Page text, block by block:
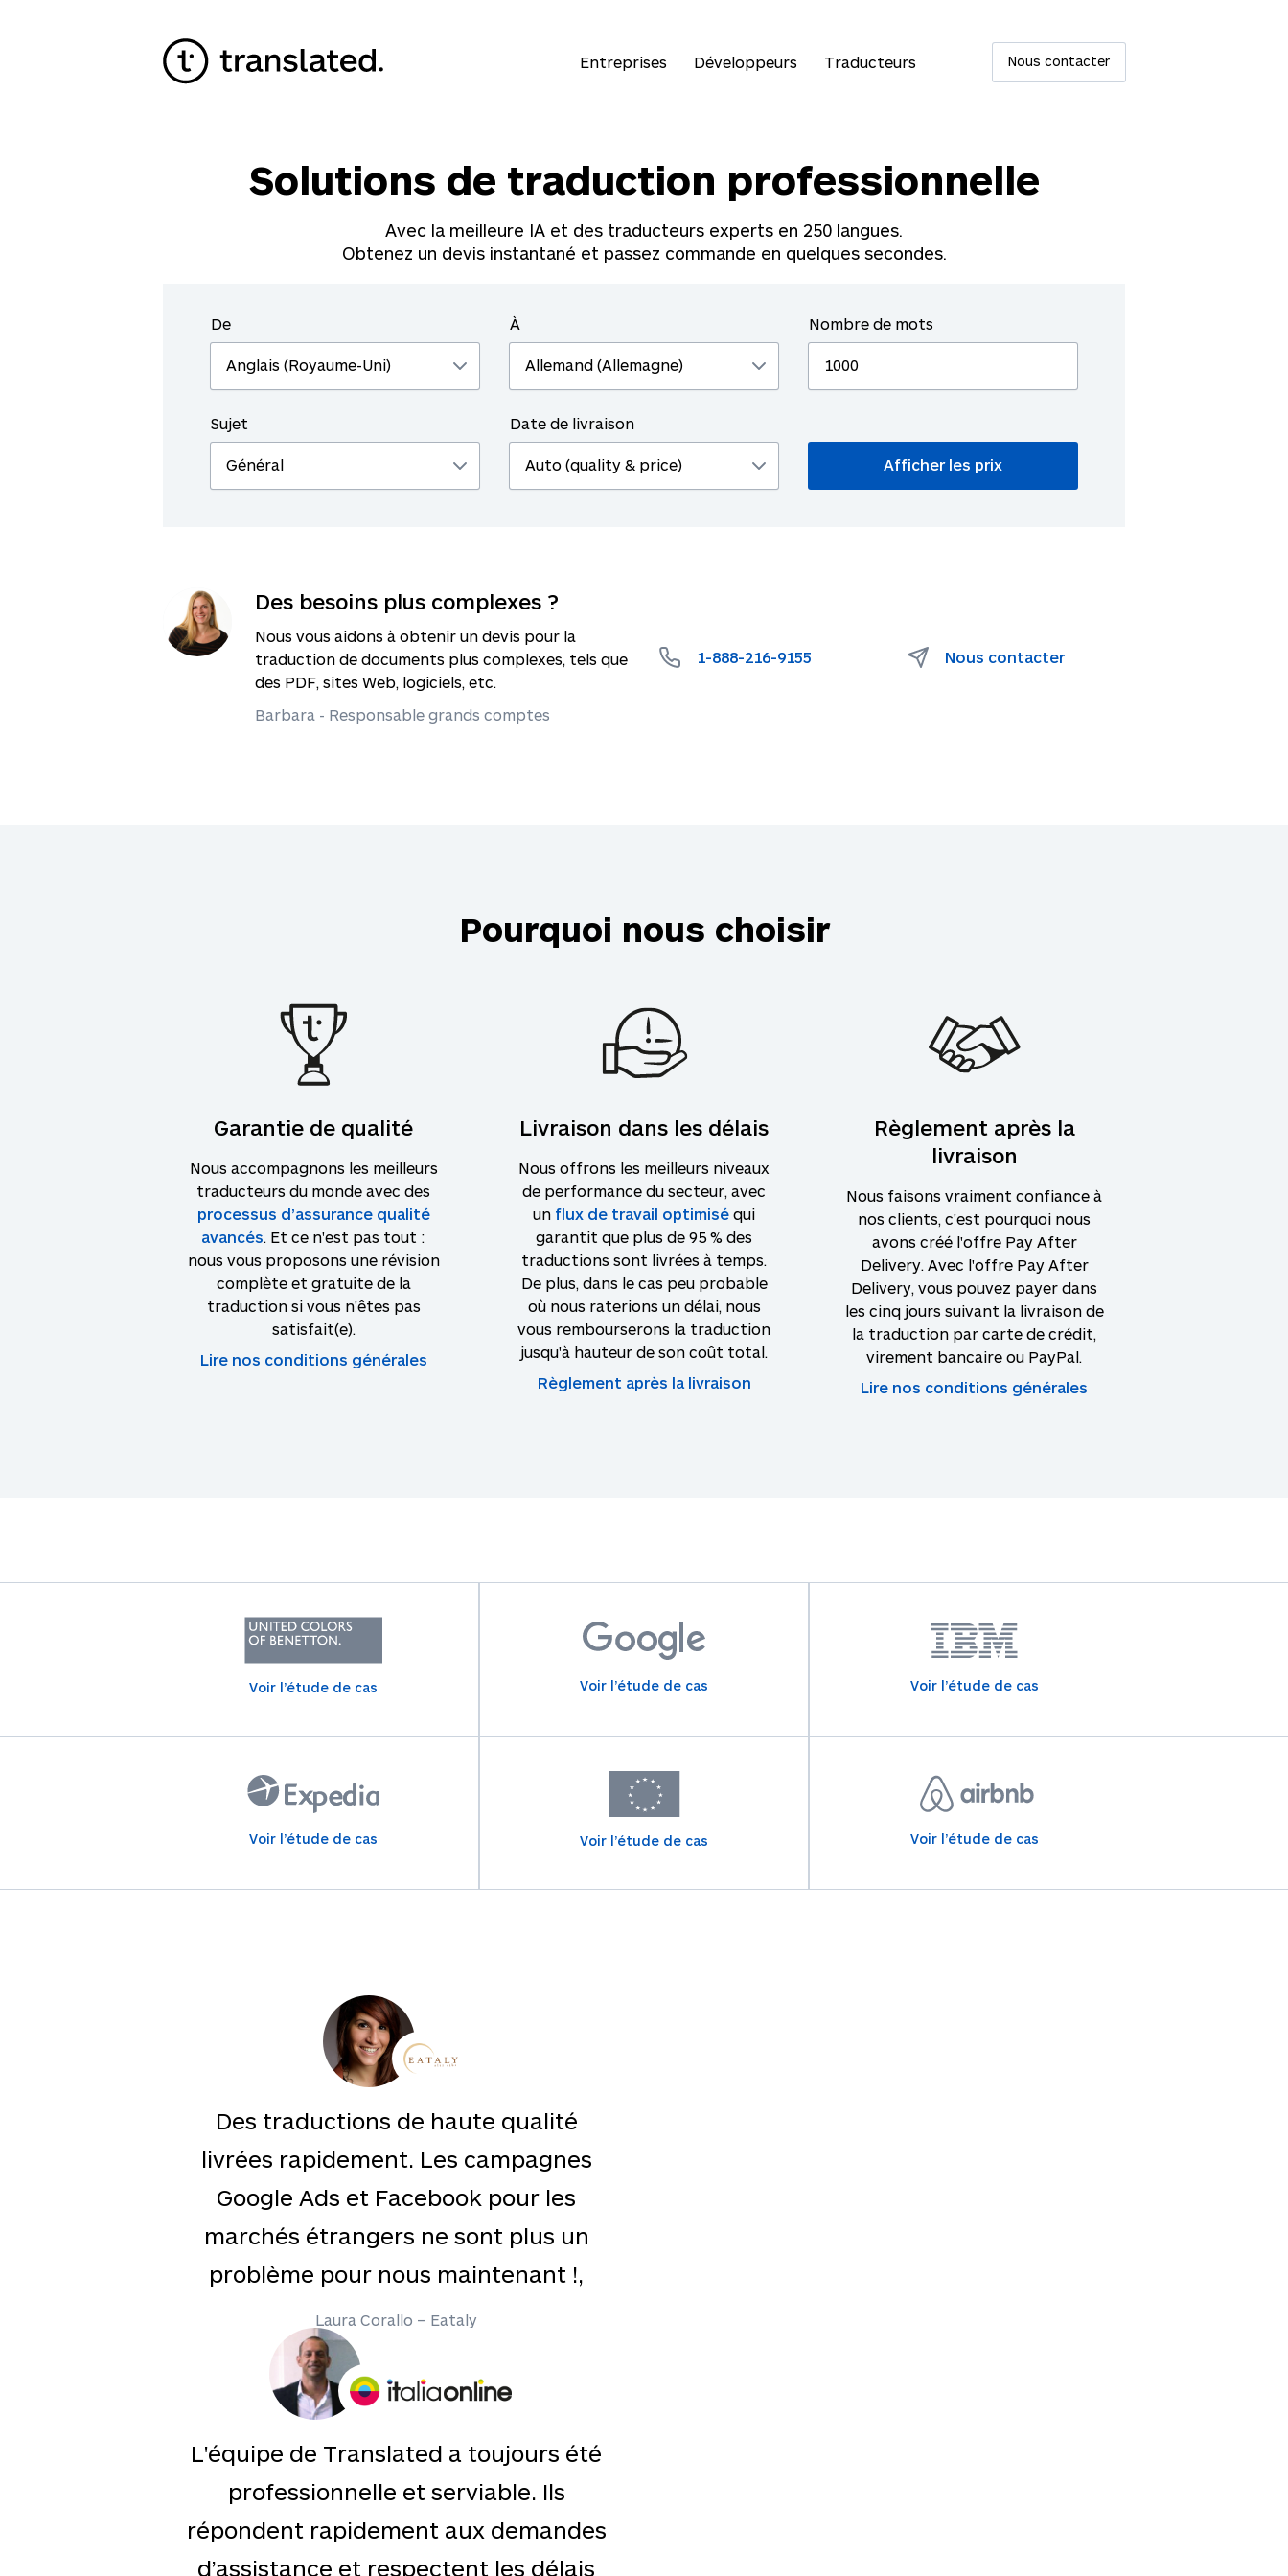
Entreprises Développeurs Traducteurs Nous contacter
Solutions de traduction professionnelle
Avec la meilleure IA et des traducteurs experts en 250 langues.
Obtenez un devis instantané et passez commande en quelques secondes.
De À Nombre de mots
Sujet Date de livraison
Des besoins plus complexes ?
Nous vous aidons à obtenir un devis pour la
traduction de documents plus complexes, tels que
des PDF, sites Web, logiciels, etc.
Barbara - Responsable grands comptes
1-888-216-9155 Nous contacter
Pourquoi nous choisir
Garantie de qualité
Nous accompagnons les meilleurs
traducteurs du monde avec des
processus d’assurance qualité
avancés. Et ce n'est pas tout :
nous vous proposons une révision
complète et gratuite de la
traduction si vous n'êtes pas
satisfait(e).
Lire nos conditions générales
Livraison dans les délais
Nous offrons les meilleurs niveaux
de performance du secteur, avec
un flux de travail optimisé qui
garantit que plus de 95 % des
traductions sont livrées à temps.
De plus, dans le cas peu probable
où nous raterions un délai, nous
vous rembourserons la traduction
jusqu'à hauteur de son coût total.
Règlement après la livraison
Règlement après la
livraison
Nous faisons vraiment confiance à
nos clients, c'est pourquoi nous
avons créé l'offre Pay After
Delivery. Avec l'offre Pay After
Delivery, vous pouvez payer dans
les cinq jours suivant la livraison de
la traduction par carte de crédit,
virement bancaire ou PayPal.
Lire nos conditions générales
Voir l’étude de cas Voir l’étude de cas Voir l’étude de cas
Voir l’étude de cas Voir l’étude de cas Voir l’étude de cas
Des traductions de haute qualité
livrées rapidement. Les campagnes
Google Ads et Facebook pour les
marchés étrangers ne sont plus un
problème pour nous maintenant !,
Laura Corallo – Eataly
L'équipe de Translated a toujours été
professionnelle et serviable. Ils
répondent rapidement aux demandes
d’assistance et respectent les délais